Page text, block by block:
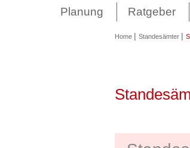
Planung Ratgeber
Home | Standesämter |